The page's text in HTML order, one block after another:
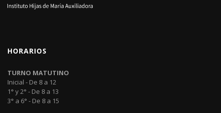
HORARIOS
TURNO MATUTINO
Inicial - De 8 a 12
1° y 2° - De 8 a 13
3° a 6° - De 8 a 15